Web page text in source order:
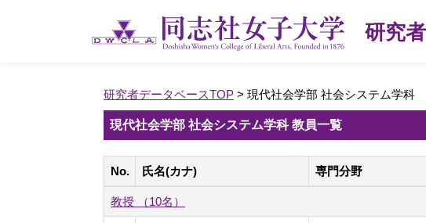
研究
研究者データベースTOP > 現代社会学部 社会システム学科
現代社会学部 社会システム学科 教員一覧
No. 氏名(カナ) 専門分野
教授 （10名）